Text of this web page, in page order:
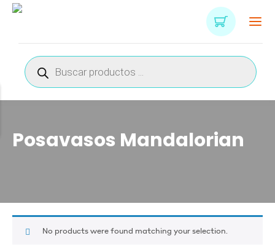
Búsqueda
de
productos
Posavasos Mandalorian
No products were found matching your selection.